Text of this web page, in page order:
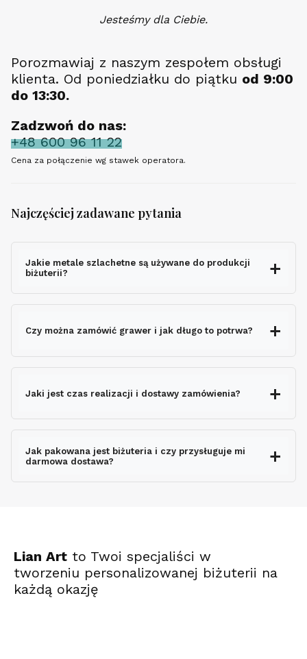
Jesteśmy dla Ciebie.
Porozmawiaj z naszym zespołem obsługi
klienta. Od poniedziałku do piątku od 9:00
do 13:30.
Zadzwoń do nas:
+48 600 96 11 22
Cena za połączenie wg stawek operatora.
Najczęściej zadawane pytania
Jakie metale szlachetne są używane do produkcji
biżuterii?
Czy można zamówić grawer i jak długo to potrwa?
grawerem gratis
wysyłki
Jaki jest czas realizacji i dostawy zamówienia?
Jak pakowana jest biżuteria i czy przysługuje mi
darmowa dostawa?
Lian Art to Twoi specjaliści w
tworzeniu personalizowanej biżuterii na
każdą okazję